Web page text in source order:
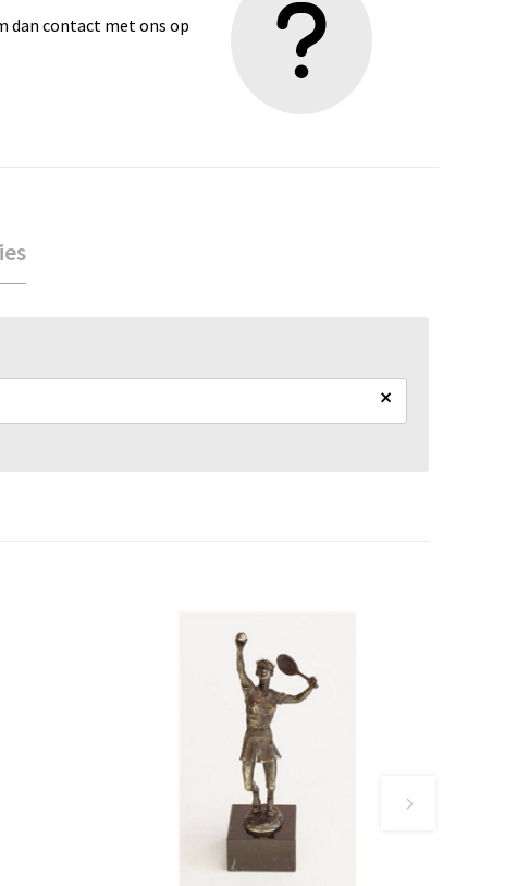
dan contact met ons op
×